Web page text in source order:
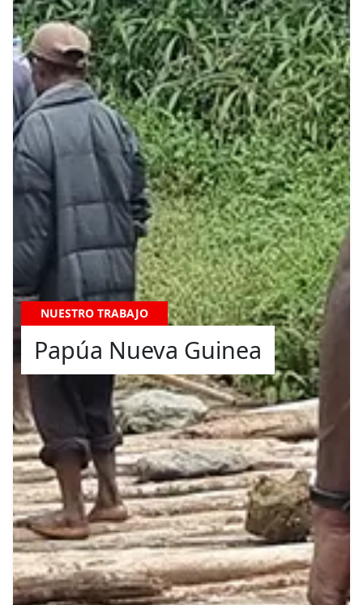
NUESTRO TRABAJO
Papúa Nueva Guinea